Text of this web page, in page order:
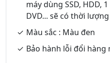
máy dùng SSD, HDD,
DVD... sẽ có thời
Màu sắc : Màu đen
Bảo hành lỗi đổi hàng